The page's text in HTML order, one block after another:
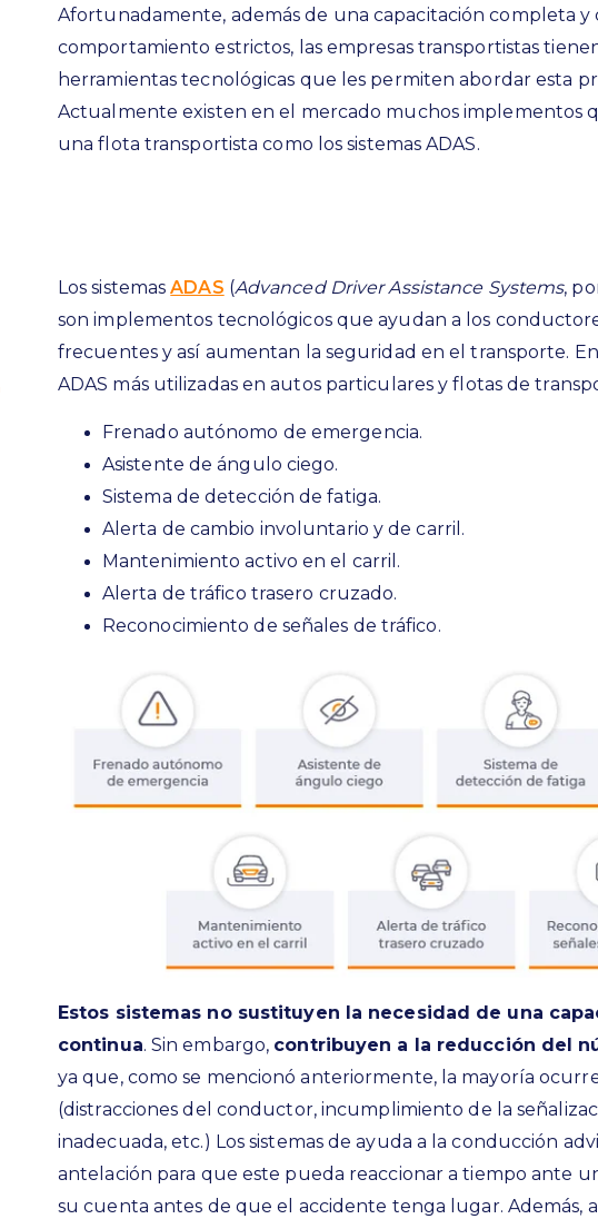
Afortunadamente, además de una capacitación completa y
comportamiento estrictos, las empresas transportistas
herramientas tecnológicas que les permiten abordar esta
Actualmente existen en el mercado muchos implementos
una flota transportista como los sistemas ADAS.
Los sistemasADAS (Advanced Driver Assistance Systems,
son implementos tecnológicos que ayudan a los
frecuentes y así aumentan la seguridad en el transporte.
ADAS más utilizadas en autos particulares y flotas de
Frenado autónomo de emergencia.
Asistente de ángulo ciego.
Sistema de detección de fatiga.
Alerta de cambio involuntario y de carril.
Mantenimiento activo en el carril.
Alerta de tráfico trasero cruzado.
Reconocimiento de señales de tráfico.
Estos sistemas no sustituyen la necesidad de una
continua. Sin embargo, contribuyen a la reducción del
ya que, como se mencionó anteriormente, la mayoría
(distracciones del conductor, incumplimiento de la
inadecuada, etc.) Los sistemas de ayuda a la conducción
antelación para que este pueda reaccionar a tiempo ante
su cuenta antes de que el accidente tenga lugar. Además,